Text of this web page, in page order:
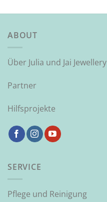
ABOUT
Über Julia und Jai Jewellery
Partner
Hilfsprojekte
SERVICE
Pflege und Reinigung